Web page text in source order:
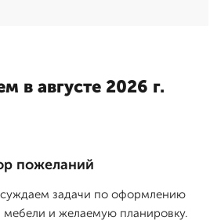
в августе 2026 г.
пожеланий
задачи по оформлению
мебели и желаемую планировку.